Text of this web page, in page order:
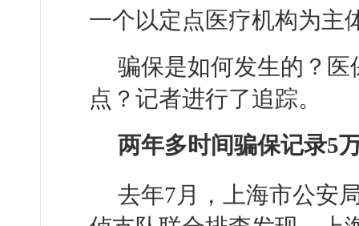
一个以定点医疗机构为主
骗保是如何发生的？医
点？记者进行了追踪。
两年多时间骗保记录5
去年7月，上海市公安